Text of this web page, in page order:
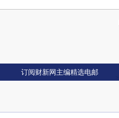
订阅财新网主编精选电邮